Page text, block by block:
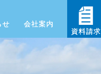
せ
会社案内
資料請求